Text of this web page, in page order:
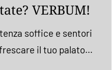
VERBUM!
soffice e sentori
il tuo palato…